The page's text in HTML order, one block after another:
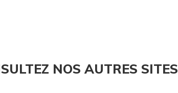
NOS AUTRES SITES